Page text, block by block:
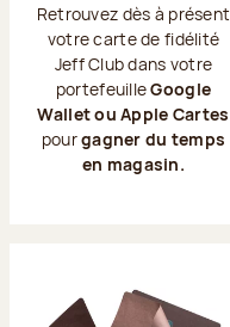
Retrouvez dès à présent
votre carte de fidélité
Jeff Club dans votre
portefeuilleGoogle
Wallet ou Apple Cartes
pourgagner du temps
en magasin.